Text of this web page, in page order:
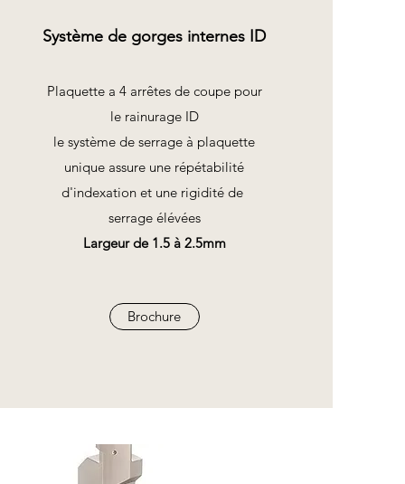
Système de gorges internes ID
Plaquette a 4 arrêtes de coupe pour
le rainurage ID
le système de serrage à plaquette
unique assure une répétabilité
d'indexation et une rigidité de
serrage élévées
Largeur de 1.5 à 2.5mm
Brochure